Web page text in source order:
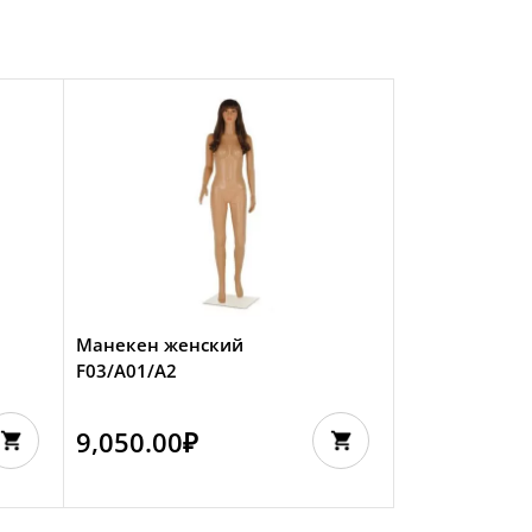
Манекен женский
F03/A01/A2
9,050.00₽